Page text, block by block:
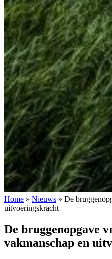
Home » Nieuws » De
uitvoeringskracht
De bruggenopgave
vakmanschap en